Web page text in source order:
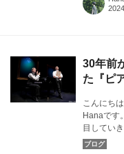
30年前
た『ピ
こんにち
Hanaです
目してい
きた本作